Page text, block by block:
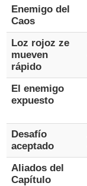
Enemigo del
Caos
Loz rojoz ze
mueven
rápido
El enemigo
expuesto
Desafío
aceptado
Aliados del
Capítulo